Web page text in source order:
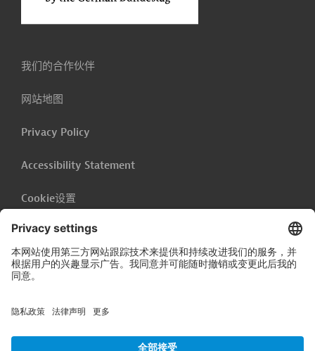
我们的合作伙伴
网站地图
Privacy Policy
Accessibility Statement
Cookie设置
出版说明